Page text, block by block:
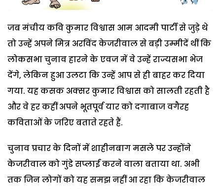
जब मंचीय कवि कुमार विश्वास आम आदमी पार्टी से जुड़े थे
तो उन्हें अपने मित्र अरविंद केजरीवाल से बड़ी उम्मीदें थीं कि
लोकसभा चुनाव हारने के एवज में वे उन्हें राज्यसभा भेज
देंगे, लेकिन हुआ उलटा कि उन्हें आप से ही बाहर कर दिया
गया. यह कसक अक्सर कुमार विश्वास को सालती रहती है
और वे हर कहीं अपने भूतपूर्व यार को दगाबाज वगैरह
कविताओं के जरिए बताते रहते हैं.
चुनाव प्रचार के दिनों में शाहीनबाग मसले पर उन्होंने
केजरीवाल को गुंडे सप्लाई करने वाला बताया था. अभी
तक जिन लोगों को यह समझ नहीं आ रहा कि केजरीवाल